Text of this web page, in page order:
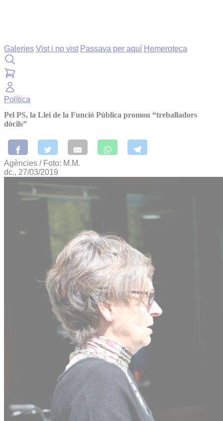
Galeries Vist i no vist Passava per aquí Hemeroteca
Política
Pel PS, la Llei de la Funció Pública promou “treballadors
dòcils”
Agències / Foto: M.M.
dc., 27/03/2019